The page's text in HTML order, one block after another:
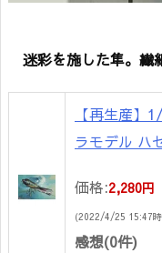
迷彩を施した隼。繊
【再生産】
ラモデル ハ
価格:2,280円
(2022/4/25 15:47
感想(0件)